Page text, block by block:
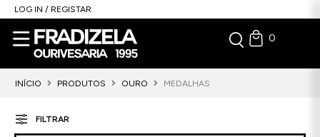
LOG IN / REGISTAR
0
INÍCIO PRODUTOS OURO MEDALHAS
FILTRAR